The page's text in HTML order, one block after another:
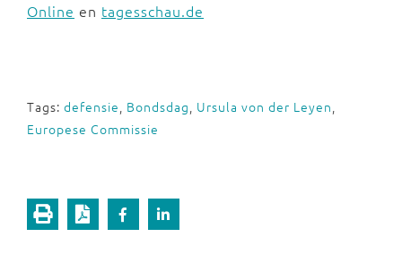
Online en tagesschau.de
Tags: defensie, Bondsdag, Ursula von der Leyen,
Europese Commissie